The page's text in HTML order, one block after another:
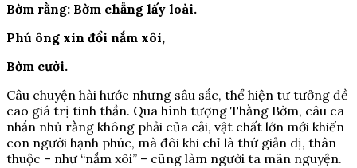
Bờm rằng: Bờm chẳng lấy loài.
Phú ông xin đổi nắm xôi,
Bờm cười.
Câu chuyện hài hước nhưng sâu sắc, thể hiện tư tưởng đề
cao giá trị tinh thần. Qua hình tượng Thằng Bờm, câu ca
nhắn nhủ rằng không phải của cải, vật chất lớn mới khiến
con người hạnh phúc, mà đôi khi chỉ là thứ giản dị, thân
thuộc – như “nắm xôi” – cũng làm người ta mãn nguyện.